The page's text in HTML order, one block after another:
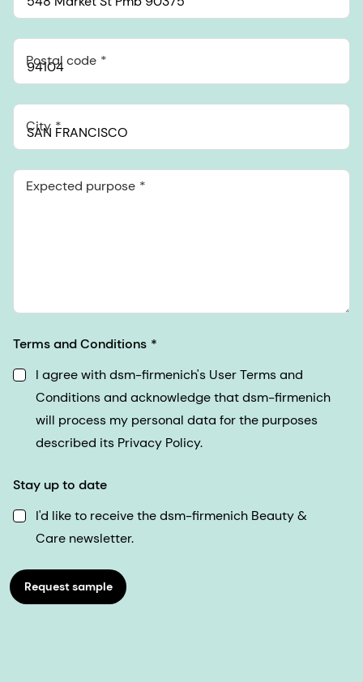
Postal code
City
Expected purpose
Terms and Conditions
I agree with dsm-firmenich's User Terms and
Conditions and acknowledge that dsm-firmenich
will process my personal data for the purposes
described its Privacy Policy.
Stay up to date
I'd like to receive the dsm-firmenich Beauty &
Care newsletter.
Request sample